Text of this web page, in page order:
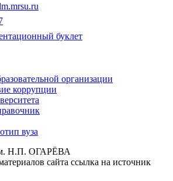
буклет
организации
коррупции
вуза
Н.П. ОГАРЁВА
сайта ссылка на источник